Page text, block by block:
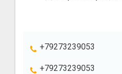
+79273239053
+79273239053